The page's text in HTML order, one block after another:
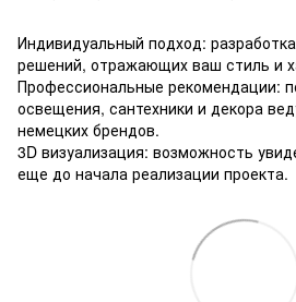
Индивидуальный подход:
решений, отражающих ваш стиль и
Профессиональные рекомендации:
освещения, сантехники и декора
немецких брендов.
3D визуализация: возможность
еще до начала реализации проекта.